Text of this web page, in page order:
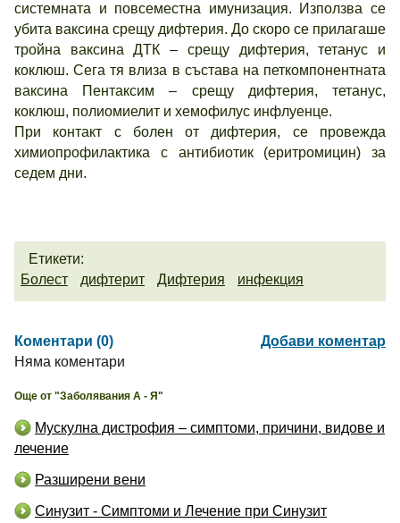
системната и повсеместна имунизация. Използва се
убита ваксина срещу дифтерия. До скоро се прилагаше
тройна ваксина ДТК – срещу дифтерия, тетанус и
коклюш. Сега тя влиза в състава на петкомпонентната
ваксина Пентаксим – срещу дифтерия, тетанус,
коклюш, полиомиелит и хемофилус инфлуенце.
При контакт с болен от дифтерия, се провежда
химиопрофилактика с антибиотик (еритромицин) за
седем дни.
Етикети:
Болест
дифтерит Дифтерия инфекция
Коментари (0)
Добави коментар
Няма коментари
Още от "Заболявания А - Я"
Мускулна дистрофия – симптоми, причини, видове и
лечение
Разширени вени
Синузит - Симптоми и Лечение при Синузит